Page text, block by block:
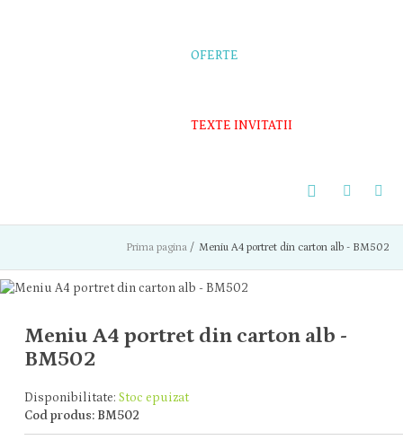
OFERTE
TEXTE INVITATII
Prima pagina / Meniu A4 portret din carton alb - BM502
Meniu A4 portret din carton alb -
BM502
Disponibilitate: Stoc epuizat
Cod produs: BM502